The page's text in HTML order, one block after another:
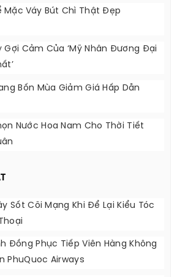
Mặc Váy Bút Chì Thật Đẹp
Gợi Cảm Của ‘Mỹ Nhân Đương Đại
Bốn Mùa Giảm Giá Hấp Dẫn
Nước Hoa Nam Cho Thời Tiết
Sốt Cõi Mạng Khi Để Lại Kiểu Tóc
Đồng Phục Tiếp Viên Hàng Không
PhuQuoc Airways